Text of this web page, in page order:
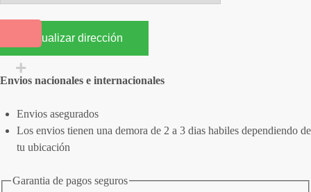
Actualizar dirección
Envios nacionales e internacionales
Envios asegurados
Los envios tienen una demora de 2 a 3 dias habiles dependiendo de
tu ubicación
Garantia de pagos seguros